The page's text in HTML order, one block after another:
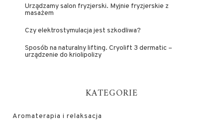
Urządzamy salon fryzjerski. Myjnie fryzjerskie z
masażem
Czy elektrostymulacja jest szkodliwa?
Sposób na naturalny lifting. Cryolift 3 dermatic –
urządzenie do kriolipolizy
KATEGORIE
Aromaterapia i relaksacja